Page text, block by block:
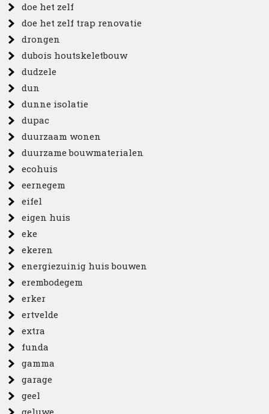
doe het zelf
doe het zelf trap renovatie
drongen
dubois houtskeletbouw
dudzele
dun
dunne isolatie
dupac
duurzaam wonen
duurzame bouwmaterialen
ecohuis
eernegem
eifel
eigen huis
eke
ekeren
energiezuinig huis bouwen
erembodegem
erker
ertvelde
extra
funda
gamma
garage
geel
geluwe